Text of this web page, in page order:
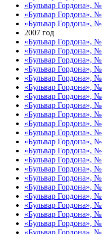
«Бульвар Гордона»,
«Бульвар Гордона»,
«Бульвар Гордона»,
2007 год
«Бульвар Гордона»,
«Бульвар Гордона»,
«Бульвар Гордона»,
«Бульвар Гордона»,
«Бульвар Гордона»,
«Бульвар Гордона»,
«Бульвар Гордона»,
«Бульвар Гордона»,
«Бульвар Гордона»,
«Бульвар Гордона»,
«Бульвар Гордона»,
«Бульвар Гордона»,
«Бульвар Гордона»,
«Бульвар Гордона»,
«Бульвар Гордона»,
«Бульвар Гордона»,
«Бульвар Гордона»,
«Бульвар Гордона»,
«Бульвар Гордона»,
«Бульвар Гордона»,
«Бульвар Гордона»,
«Бульвар Гордона»,